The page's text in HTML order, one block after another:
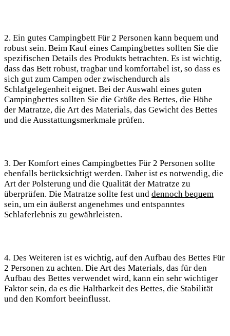
2. Ein gutes Campingbett Für 2 Personen kann bequem und
robust sein. Beim Kauf eines Campingbettes sollten Sie die
spezifischen Details des Produkts betrachten. Es ist wichtig,
dass das Bett robust, tragbar und komfortabel ist, so dass es
sich gut zum Campen oder zwischendurch als
Schlafgelegenheit eignet. Bei der Auswahl eines guten
Campingbettes sollten Sie die Größe des Bettes, die Höhe
der Matratze, die Art des Materials, das Gewicht des Bettes
und die Ausstattungsmerkmale prüfen.
3. Der Komfort eines Campingbettes Für 2 Personen sollte
ebenfalls berücksichtigt werden. Daher ist es notwendig, die
Art der Polsterung und die Qualität der Matratze zu
überprüfen. Die Matratze sollte fest und dennoch bequem
sein, um ein äußerst angenehmes und entspanntes
Schlaferlebnis zu gewährleisten.
4. Des Weiteren ist es wichtig, auf den Aufbau des Bettes Für
2 Personen zu achten. Die Art des Materials, das für den
Aufbau des Bettes verwendet wird, kann ein sehr wichtiger
Faktor sein, da es die Haltbarkeit des Bettes, die Stabilität
und den Komfort beeinflusst.